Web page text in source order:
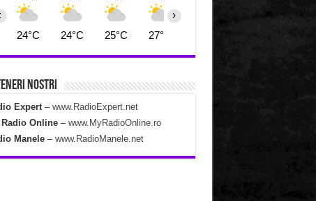
24°C 24°C 25°C 27°C
›
Nostri
Expert– www.RadioExpert.net
Radio Online– www.MyRadioOnline.ro
Manele – www.RadioManele.net